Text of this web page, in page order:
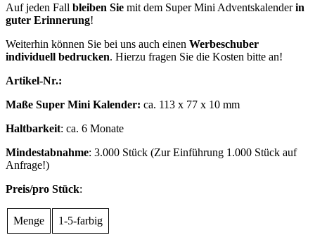
Auf jeden Fall bleiben Sie mit dem Super Mini Adventskalenderin
guter Erinnerung!
Weiterhin können Sie bei uns auch einen Werbeschuber
individuell bedrucken. Hierzu fragen Sie die Kosten bitte an!
Artikel-Nr.:
Maße Super Mini Kalender: ca. 113 x 77 x 10 mm
Haltbarkeit: ca. 6 Monate
Mindestabnahme: 3.000 Stück (Zur Einführung 1.000 Stück auf
Anfrage!)
Preis/pro Stück:
Menge 1-5-farbig